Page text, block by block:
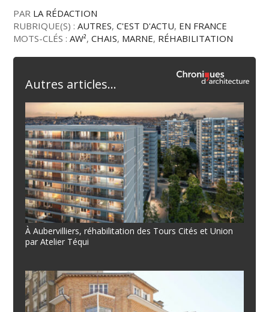
PAR LA RÉDACTION
RUBRIQUE(S) :AUTRES,C'EST D'ACTU, EN FRANCE
MOTS-CLÉS :AW²,CHAIS, MARNE, RÉHABILITATION
Autres articles...
À Aubervilliers, réhabilitation des Tours Cités et Union
par Atelier Téqui